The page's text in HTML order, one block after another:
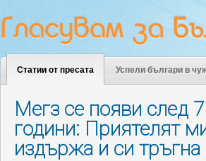
Статии от пресата Успели българи в
Мегз се появи след 7
години: Приятелят
издържа и си тръгна